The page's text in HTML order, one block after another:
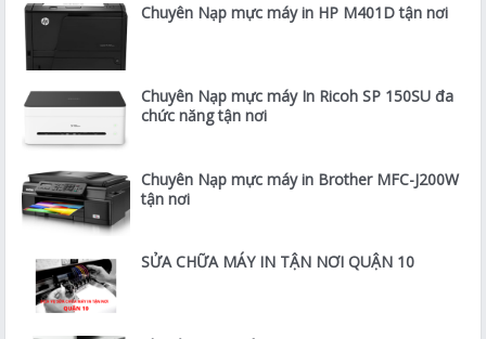
Chuyên Nạp mực máy in HP M401D tận nơi
Chuyên Nạp mực máy In Ricoh SP 150SU đa
chức năng tận nơi
Chuyên Nạp mực máy in Brother MFC-J200W
tận nơi
SỬA CHỮA MÁY IN TẬN NƠI QUẬN 10